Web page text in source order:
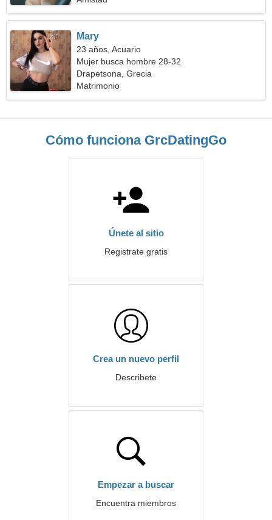
Mary
23 años, Acuario
Mujer busca hombre 28-32
Drapetsona, Grecia
Matrimonio
Cómo funciona GrcDatingGo
Únete al sitio
Registrate gratis
Crea un nuevo perfil
Describete
Empezar a buscar
Encuentra miembros